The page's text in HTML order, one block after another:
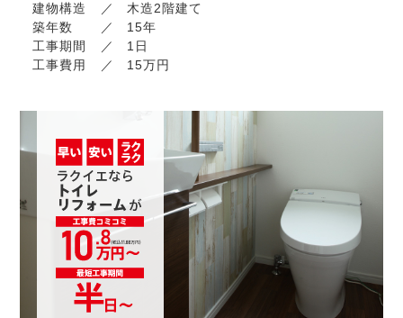
建物構造
木造2階建て
築年数
15年
工事期間
1日
工事費用
15万円